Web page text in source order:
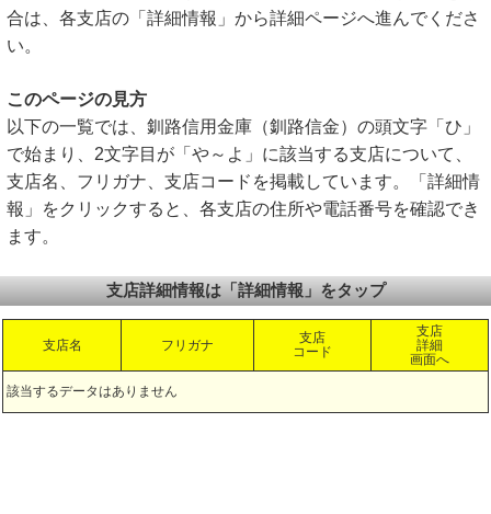
合は、各支店の「詳細情報」から詳細ページへ進んでくださ
い。
このページの見方
以下の一覧では、釧路信用金庫（釧路信金）の頭文字「ひ」
で始まり、2文字目が「や～よ」に該当する支店について、
支店名、フリガナ、支店コードを掲載しています。「詳細情
報」をクリックすると、各支店の住所や電話番号を確認でき
ます。
支店詳細情報は「詳細情報」をタップ
支店名 フリガナ
支店
コード
支店
詳細
画面へ
該当するデータはありません